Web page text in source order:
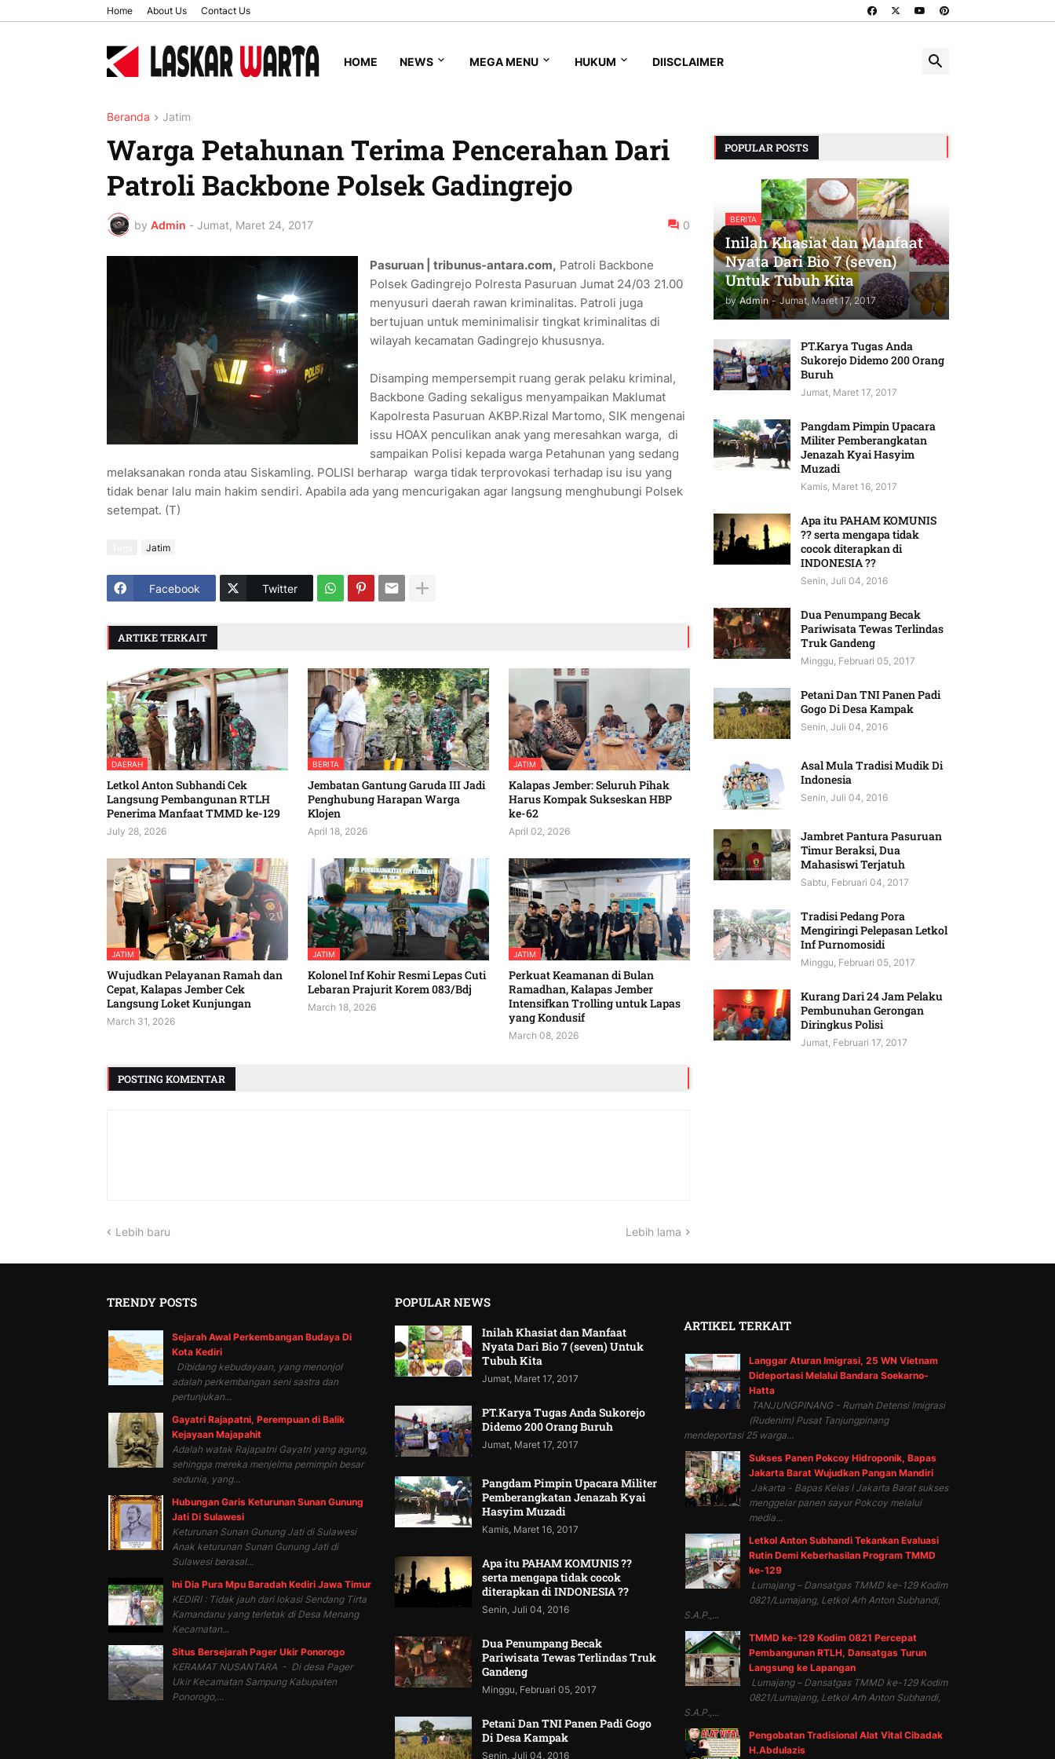
Home About Us Contact Us
HOME NEWS MEGA MENU HUKUM DIISCLAIMER
Beranda Jatim
Warga Petahunan Terima Pencerahan Dari
Patroli Backbone Polsek Gadingrejo
by Admin - Jumat, Maret 24, 2017 0
Pasuruan | tribunus-antara.com, Patroli Backbone
Polsek Gadingrejo Polresta Pasuruan Jumat 24/03 21.00
menyusuri daerah rawan kriminalitas. Patroli juga
bertujuan untuk meminimalisir tingkat kriminalitas di
wilayah kecamatan Gadingrejo khususnya.
Disamping mempersempit ruang gerak pelaku kriminal,
Backbone Gading sekaligus menyampaikan Maklumat
Kapolresta Pasuruan AKBP.Rizal Martomo, SIK mengenai
issu HOAX penculikan anak yang meresahkan warga, di
sampaikan Polisi kepada warga Petahunan yang sedang
melaksanakan ronda atau Siskamling. POLISI berharap warga tidak terprovokasi terhadap isu isu yang
tidak benar lalu main hakim sendiri. Apabila ada yang mencurigakan agar langsung menghubungi Polsek
setempat. (T)
Jatim
Facebook Twitter
ARTIKE TERKAIT
DAERAH
Letkol Anton Subhandi Cek
Langsung Pembangunan RTLH
Penerima Manfaat TMMD ke-129
July 28, 2026
BERITA
Jembatan Gantung Garuda III Jadi
Penghubung Harapan Warga
Klojen
April 18, 2026
JATIM
Kalapas Jember: Seluruh Pihak
Harus Kompak Sukseskan HBP
ke-62
April 02, 2026
JATIM
Wujudkan Pelayanan Ramah dan
Cepat, Kalapas Jember Cek
Langsung Loket Kunjungan
March 31, 2026
JATIM
Kolonel Inf Kohir Resmi Lepas Cuti
Lebaran Prajurit Korem 083/Bdj
March 18, 2026
JATIM
Perkuat Keamanan di Bulan
Ramadhan, Kalapas Jember
Intensifkan Trolling untuk Lapas
yang Kondusif
March 08, 2026
POSTING KOMENTAR
Lebih baru Lebih lama
POPULAR POSTS
BERITA
Inilah Khasiat dan Manfaat
Nyata Dari Bio 7 (seven)
Untuk Tubuh Kita
by Admin - Jumat, Maret 17, 2017
PT.Karya Tugas Anda
Sukorejo Didemo 200 Orang
Buruh
Jumat, Maret 17, 2017
Pangdam Pimpin Upacara
Militer Pemberangkatan
Jenazah Kyai Hasyim
Muzadi
Kamis, Maret 16, 2017
Apa itu PAHAM KOMUNIS
?? serta mengapa tidak
cocok diterapkan di
INDONESIA ??
Senin, Juli 04, 2016
Dua Penumpang Becak
Pariwisata Tewas Terlindas
Truk Gandeng
Minggu, Februari 05, 2017
Petani Dan TNI Panen Padi
Gogo Di Desa Kampak
Senin, Juli 04, 2016
Asal Mula Tradisi Mudik Di
Indonesia
Senin, Juli 04, 2016
Jambret Pantura Pasuruan
Timur Beraksi, Dua
Mahasiswi Terjatuh
Sabtu, Februari 04, 2017
Tradisi Pedang Pora
Mengiringi Pelepasan Letkol
Inf Purnomosidi
Minggu, Februari 05, 2017
Kurang Dari 24 Jam Pelaku
Pembunuhan Gerongan
Diringkus Polisi
Jumat, Februari 17, 2017
TRENDY POSTS
Sejarah Awal Perkembangan Budaya Di
Kota Kediri
Dibidang kebudayaan, yang menonjol
adalah perkembangan seni sastra dan
pertunjukan...
Gayatri Rajapatni, Perempuan di Balik
Kejayaan Majapahit
Adalah watak Rajapatni Gayatri yang agung,
sehingga mereka menjelma pemimpin besar
sedunia, yang...
Hubungan Garis Keturunan Sunan Gunung
Jati Di Sulawesi
Keturunan Sunan Gunung Jati di Sulawesi
Anak keturunan Sunan Gunung Jati di
Sulawesi berasal...
Ini Dia Pura Mpu Baradah Kediri Jawa Timur
KEDIRI : Tidak jauh dari lokasi Sendang Tirta
Kamandanu yang terletak di Desa Menang
Kecamatan...
Situs Bersejarah Pager Ukir Ponorogo
KERAMAT NUSANTARA - Di desa Pager
Ukir Kecamatan Sampung Kabupaten
Ponorogo,...
POPULAR NEWS
Inilah Khasiat dan Manfaat
Nyata Dari Bio 7 (seven) Untuk
Tubuh Kita
Jumat, Maret 17, 2017
PT.Karya Tugas Anda Sukorejo
Didemo 200 Orang Buruh
Jumat, Maret 17, 2017
Pangdam Pimpin Upacara Militer
Pemberangkatan Jenazah Kyai
Hasyim Muzadi
Kamis, Maret 16, 2017
Apa itu PAHAM KOMUNIS ??
serta mengapa tidak cocok
diterapkan di INDONESIA ??
Senin, Juli 04, 2016
Dua Penumpang Becak
Pariwisata Tewas Terlindas Truk
Gandeng
Minggu, Februari 05, 2017
Petani Dan TNI Panen Padi Gogo
Di Desa Kampak
Senin, Juli 04, 2016
ARTIKEL TERKAIT
Langgar Aturan Imigrasi, 25 WN Vietnam
Dideportasi Melalui Bandara Soekarno-
Hatta
TANJUNGPINANG - Rumah Detensi Imigrasi
(Rudenim) Pusat Tanjungpinang
mendeportasi 25 warga...
Sukses Panen Pokcoy Hidroponik, Bapas
Jakarta Barat Wujudkan Pangan Mandiri
Jakarta - Bapas Kelas I Jakarta Barat sukses
menggelar panen sayur Pokcoy melalui
media...
Letkol Anton Subhandi Tekankan Evaluasi
Rutin Demi Keberhasilan Program TMMD
ke-129
Lumajang – Dansatgas TMMD ke-129 Kodim
0821/Lumajang, Letkol Arh Anton Subhandi,
S.A.P.,...
TMMD ke-129 Kodim 0821 Percepat
Pembangunan RTLH, Dansatgas Turun
Langsung ke Lapangan
Lumajang – Dansatgas TMMD ke-129 Kodim
0821/Lumajang, Letkol Arh Anton Subhandi,
S.A.P.,...
Pengobatan Tradisional Alat Vital Cibadak
H.Abdulazis